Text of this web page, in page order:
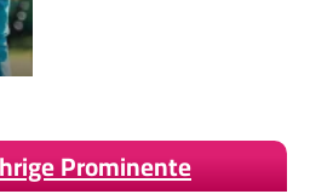
Prominente